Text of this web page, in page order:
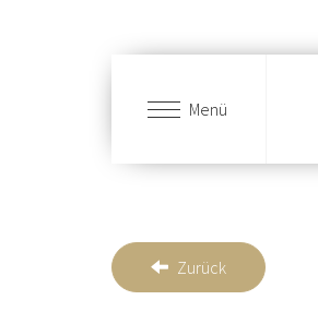
Menü
Zurück